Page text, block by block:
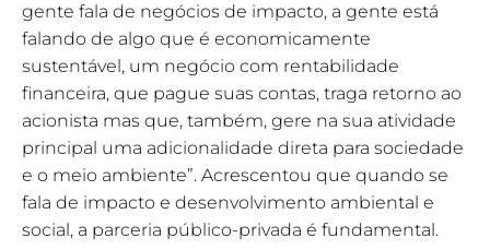
gente fala de negócios de impacto, a gente está
falando de algo que é economicamente
sustentável, um negócio com rentabilidade
financeira, que pague suas contas, traga retorno ao
acionista mas que, também, gere na sua atividade
principal uma adicionalidade direta para sociedade
e o meio ambiente”. Acrescentou que quando se
fala de impacto e desenvolvimento ambiental e
social, a parceria público-privada é fundamental.